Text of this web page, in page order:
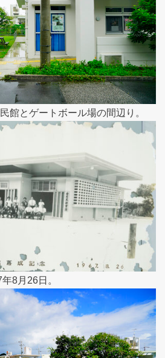
館とゲートボール場の間辺り。
8月26日。